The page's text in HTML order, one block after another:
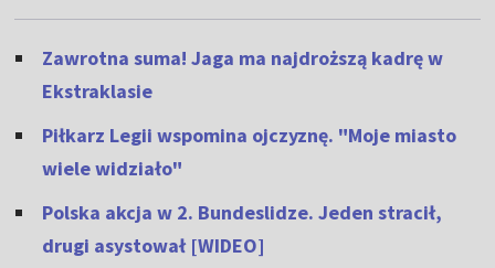
Zawrotna suma! Jaga ma najdroższą kadrę w
Ekstraklasie
Piłkarz Legii wspomina ojczyznę. "Moje miasto
wiele widziało"
Polska akcja w 2. Bundeslidze. Jeden stracił,
drugi asystował [WIDEO]